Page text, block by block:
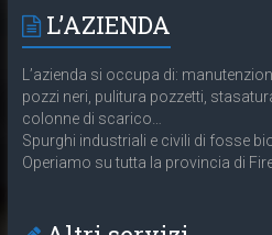
L’AZIENDA
L’azienda si occupa di:
pozzi neri, pulitura pozzetti,
colonne di scarico…
Spurghi industriali e civili di fosse
Operiamo su tutta la provincia di